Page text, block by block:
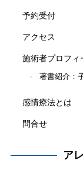
予約受付
アクセス
施術者プロフィ
著書紹介：
感情療法とは
問合せ
ア